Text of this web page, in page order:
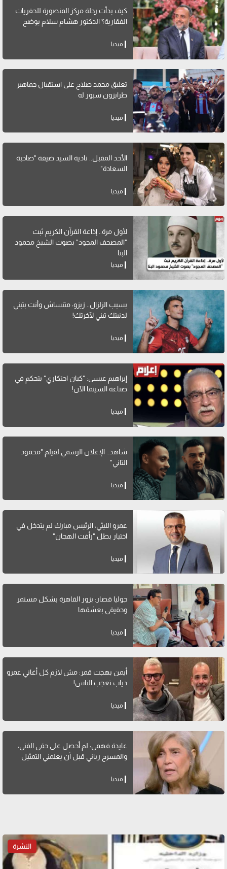
كيف بدأت رحلة مركز المنصورة للحفريات
الفقارية؟ الدكتور هشام سلام يوضح
ميديا
تعليق محمد صلاح على استقبال جماهير
طرابزون سبور له
ميديا
الأحد المقبل.. نادية السيد ضيفة "صاحبة
السعادة"
ميديا
لأول مرة.. إذاعة القرآن الكريم ثبث
"المصحف المجود" بصوت الشيخ محمود
البنا
ميديا
بسبب الزلزال.. زيزو: متنساش وأنت بتبني
لدنيتك تبني لآخرتك!
ميديا
إبراهيم عيسى: "كيان احتكاري" يتحكم في
صناعة السينما الآن!
ميديا
شاهد.. الإعلان الرسمي لفيلم "محمود
التاني"
ميديا
عمرو الليثي: الرئيس مبارك لم يتدخل في
اختيار بطل "رأفت الهجان"
ميديا
جوليا قصار: بزور القاهرة بشكل مستمر
وحقيقي بعشقها
ميديا
أيمن بهجت قمر: مش لازم كل أغاني عمرو
دياب تعجب الناس!
ميديا
عايدة فهمي: لم أحصل على حقي الفني،
والمسرح رباني قبل أن يعلمني التمثيل
ميديا
النشرة